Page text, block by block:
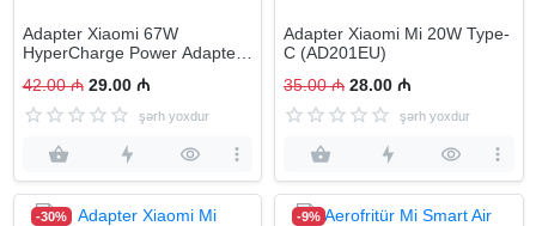
Adapter Xiaomi 67W
HyperCharge Power Adapter
42.00 ₼ 29.00 ₼
şərh yoxdur
Adapter Xiaomi Mi 20W Type-
C (AD201EU)
35.00 ₼ 28.00 ₼
şərh yoxdur
-30% -9%